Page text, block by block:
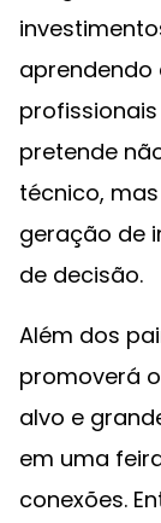
aprendendo
pretende
técnico,
geração de
de decisão.
Além dos
promoverá
alvo e
em uma
conexões.